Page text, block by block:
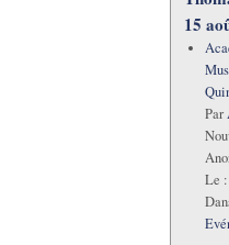
15
Par
Le :